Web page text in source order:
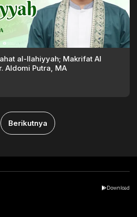
al-Ilahiyyah; Makrifat Al
Aldomi Putra, MA
Berikutnya
Download